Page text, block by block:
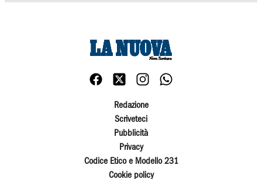
Redazione
Scriveteci
Pubblicità
Privacy
Codice Etico e Modello 231
Cookie policy